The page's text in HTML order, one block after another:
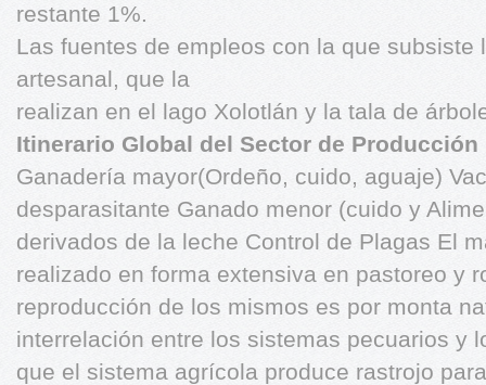
restante 1%.
Las fuentes de empleos con la que subsiste
artesanal, que la
realizan en el lago Xolotlán y la tala de
Itinerario Global del Sector de Producción
Ganadería mayor(Ordeño, cuido, aguaje)
desparasitante Ganado menor (cuido y
derivados de la leche Control de Plagas El
realizado en forma extensiva en pastoreo y
reproducción de los mismos es por monta
interrelación entre los sistemas pecuarios y
que el sistema agrícola produce rastrojo